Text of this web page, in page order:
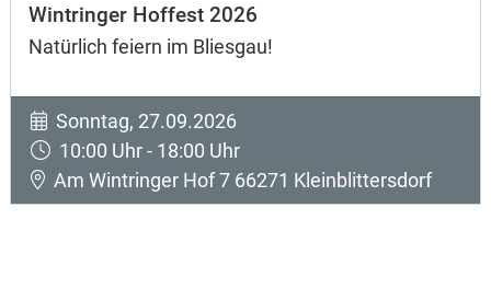
Wintringer Hoffest 2026
Natürlich feiern im Bliesgau!
Sonntag, 27.09.2026
10:00 Uhr - 18:00 Uhr
Am Wintringer Hof 7 66271 Kleinblittersdorf